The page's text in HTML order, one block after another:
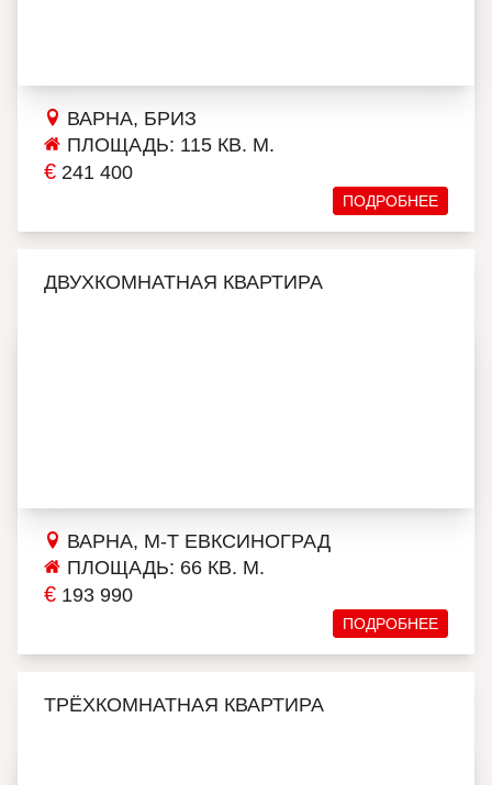
ВАРНА, БРИЗ
ПЛОЩАДЬ: 115 КВ. М.
€ 241 400
ПОДРОБНЕЕ
ДВУХКОМНАТНАЯ КВАРТИРА
ВАРНА, М-Т ЕВКСИНОГРАД
ПЛОЩАДЬ: 66 КВ. М.
€ 193 990
ПОДРОБНЕЕ
ТРЁХКОМНАТНАЯ КВАРТИРА